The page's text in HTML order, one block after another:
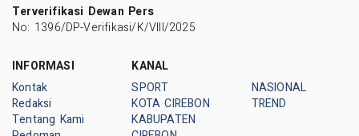
Terverifikasi Dewan Pers
No: 1396/DP-Verifikasi/K/VIII/2025
INFORMASI
Kontak
Redaksi
Tentang Kami
KANAL
SPORT
KOTA CIREBON
KABUPATEN
NASIONAL
TREND